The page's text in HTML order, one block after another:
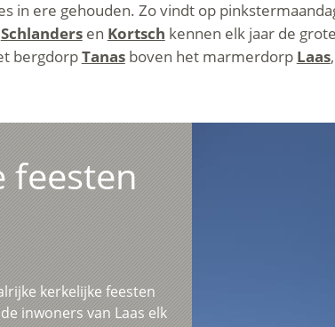
in ere gehouden. Zo vindt op
Schlandersen Kortsch kennen elk jaar de grote
bergdorpTanasboven het marmerdorp Laas
feesten
kerkelijke feesten
inwoners van Laas elk